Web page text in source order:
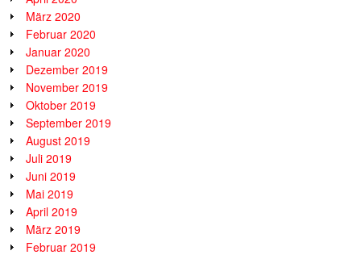
März 2020
Februar 2020
Januar 2020
Dezember 2019
November 2019
Oktober 2019
September 2019
August 2019
Juli 2019
Juni 2019
Mai 2019
April 2019
März 2019
Februar 2019